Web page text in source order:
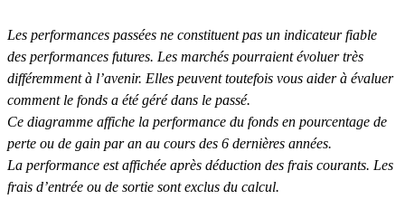
Les performances passées ne constituent pas un indicateur fiable
des performances futures. Les marchés pourraient évoluer très
différemment à l’avenir. Elles peuvent toutefois vous aider à évaluer
comment le fonds a été géré dans le passé.
Ce diagramme affiche la performance du fonds en pourcentage de
perte ou de gain par an au cours des 6 dernières années.
La performance est affichée après déduction des frais courants. Les
frais d’entrée ou de sortie sont exclus du calcul.